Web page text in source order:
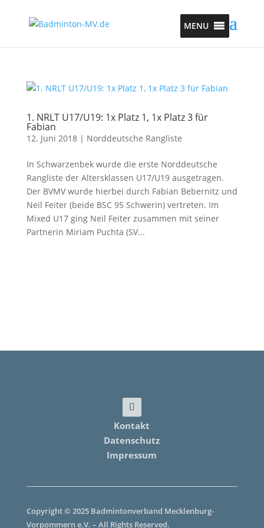
MENU
1. NRLT U17/U19: 1x Platz 1, 1x Platz 3 für
Fabian
12. Juni 2018| Norddeutsche Rangliste
In Schwarzenbek wurde die erste Norddeutsche
Rangliste der Altersklassen U17/U19 ausgetragen.
Der BVMV wurde hierbei durch Fabian Bebernitz und
Neil Feiter (beide BSC 95 Schwerin) vertreten. Im
Mixed U17 ging Neil Feiter zusammen mit seiner
Partnerin Miriam Puchta (SV...
Kontakt
Datenschutz
Impressum
Copyright © 2025 Badmintonverband Mecklenburg-
Vorpommern e.V. – All Rights Reserved.